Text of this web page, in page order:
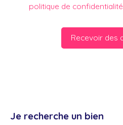
politique de confidentialité
Recevoir des
Je recherche un bien